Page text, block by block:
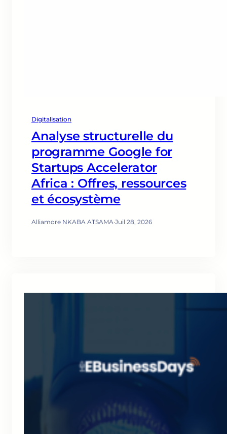
Digitalisation
Analyse structurelle du
programme Google for
Startups Accelerator
Africa : Offres, ressources
et écosystème
Alliamore NKABA ATSAMA·Juil 28, 2026